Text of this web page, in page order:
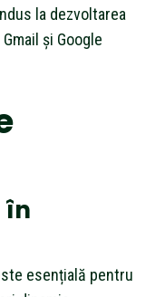
la dezvoltarea
și Google
în
esențială pentru